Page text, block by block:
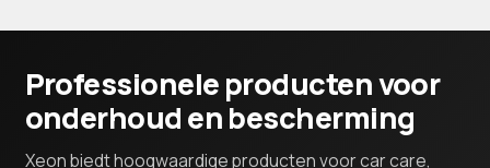
Professionele producten voor
onderhoud en bescherming
Xeon biedt hoogwaardige producten voor car care,